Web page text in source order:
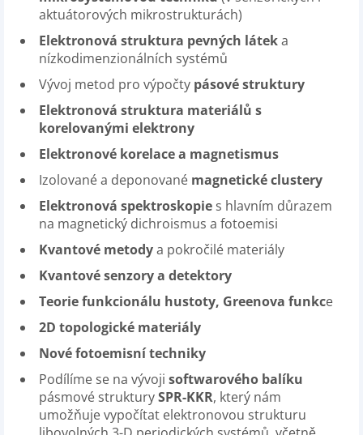
aktuátorových mikrostrukturách)
Elektronová struktura pevných láteka
nízkodimenzionálních systémů
Vývoj metod pro výpočty pásové struktury
Elektronová struktura materiálů s
korelovanými elektrony
Elektronové korelace a magnetismus
Izolované a deponované magnetické clustery
Elektronová spektroskopie s hlavním důrazem
na magnetický dichroismus a fotoemisi
Kvantové metodya pokročilé materiály
Kvantové senzory a detektory
Teorie funkcionálu hustoty, Greenova funkce
2D topologické materiály
Nové fotoemisní techniky
Podílíme se na vývoji softwarového balíku
pásmové strukturySPR-KKR, který nám
umožňuje vypočítat elektronovou strukturu